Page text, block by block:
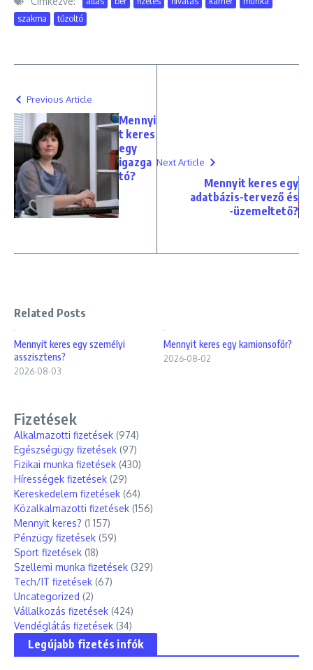
szakma
tűzoltó
Previous Article
Mennyi
t keres
egy
igazga
tó?
Next Article
Mennyit keres egy
adatbázis-tervező és
-üzemeltető?
Related Posts
Mennyit keres egy személyi
asszisztens?
2026-08-03
Mennyit keres egy kamionsofőr?
2026-08-02
Fizetések
Alkalmazotti fizetések (974)
Egészségügy fizetések (97)
Fizikai munka fizetések (430)
Hírességek fizetések (29)
Kereskedelem fizetések (64)
Közalkalmazotti fizetések (156)
Mennyit keres? (1 157)
Pénzügy fizetések (59)
Sport fizetések (18)
Szellemi munka fizetések (329)
Tech/IT fizetések (67)
Uncategorized (2)
Vállalkozás fizetések (424)
Vendéglátás fizetések (34)
Legújabb fizetés infók